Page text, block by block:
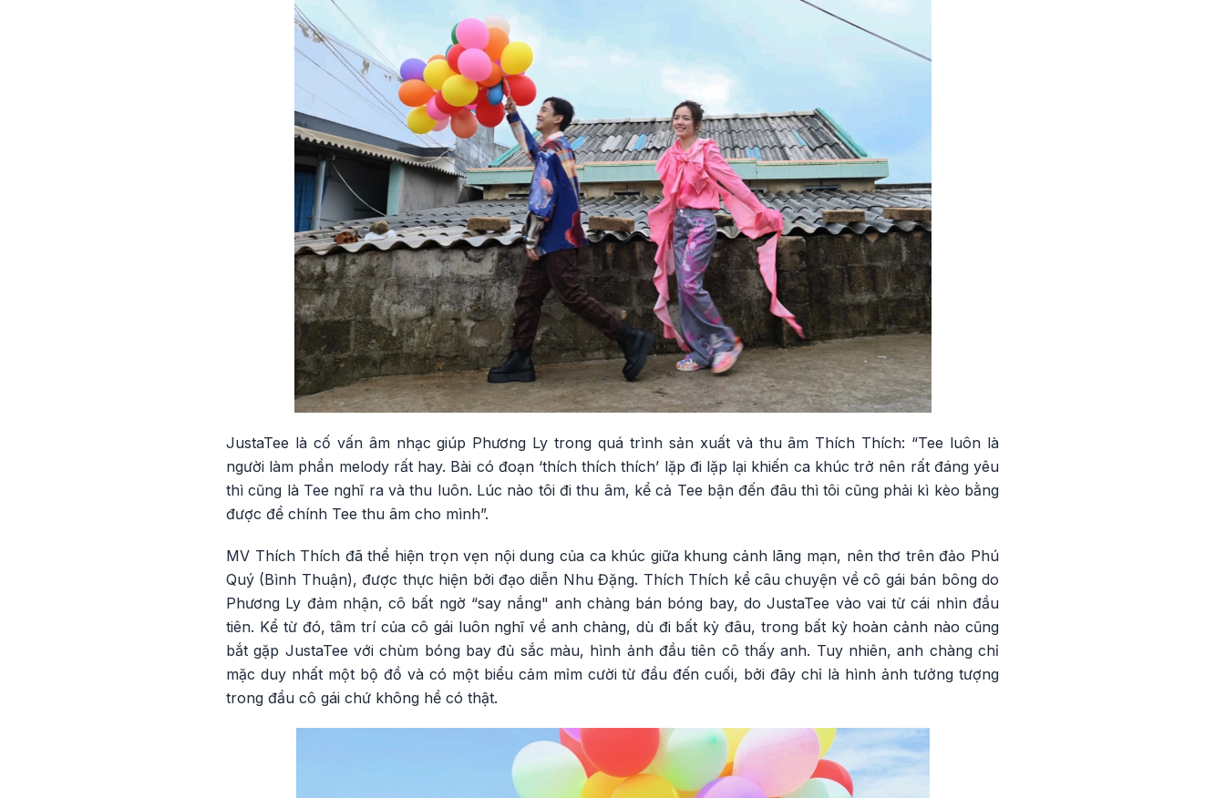
JustaTee là cố vấn âm nhạc giúp Phương Ly trong quá trình sản xuất và thu âm Thích Thích: “Tee luôn là
người làm phần melody rất hay. Bài có đoạn ‘thích thích thích’ lặp đi lặp lại khiến ca khúc trở nên rất đáng yêu
thì cũng là Tee nghĩ ra và thu luôn. Lúc nào tôi đi thu âm, kể cả Tee bận đến đâu thì tôi cũng phải kì kèo bằng
được để chính Tee thu âm cho mình”.
MV Thích Thích đã thể hiện trọn vẹn nội dung của ca khúc giữa khung cảnh lãng mạn, nên thơ trên đảo Phú
Quý (Bình Thuận), được thực hiện bởi đạo diễn Nhu Đặng. Thích Thích kể câu chuyện về cô gái bán bông do
Phương Ly đảm nhận, cô bất ngờ “say nắng" anh chàng bán bóng bay, do JustaTee vào vai từ cái nhìn đầu
tiên. Kể từ đó, tâm trí của cô gái luôn nghĩ về anh chàng, dù đi bất kỳ đâu, trong bất kỳ hoàn cảnh nào cũng
bắt gặp JustaTee với chùm bóng bay đủ sắc màu, hình ảnh đầu tiên cô thấy anh. Tuy nhiên, anh chàng chỉ
mặc duy nhất một bộ đồ và có một biểu cảm mỉm cười từ đầu đến cuối, bởi đây chỉ là hình ảnh tưởng tượng
trong đầu cô gái chứ không hề có thật.